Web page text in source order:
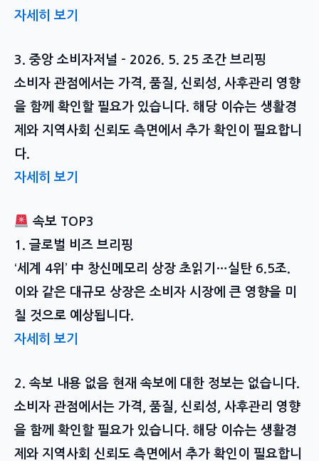
자세히 보기
3. 중앙 소비자저널 – 2026. 5. 25 조간 브리핑
소비자 관점에서는 가격, 품질, 신뢰성, 사후관리 영향
을 함께 확인할 필요가 있습니다. 해당 이슈는 생활경
제와 지역사회 신뢰도 측면에서 추가 확인이 필요합니
다.
자세히 보기
속보 TOP3
1. 글로벌 비즈 브리핑
‘세계 4위’ 中 창신메모리 상장 초읽기…실탄 6.5조.
이와 같은 대규모 상장은 소비자 시장에 큰 영향을 미
칠 것으로 예상됩니다.
자세히 보기
2. 속보 내용 없음 현재 속보에 대한 정보는 없습니다.
소비자 관점에서는 가격, 품질, 신뢰성, 사후관리 영향
을 함께 확인할 필요가 있습니다. 해당 이슈는 생활경
제와 지역사회 신뢰도 측면에서 추가 확인이 필요합니